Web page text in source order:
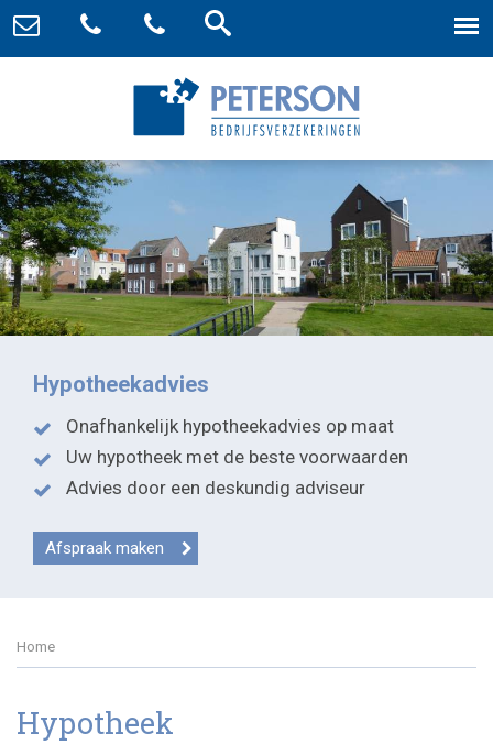
Hypotheekadvies
Onafhankelijk hypotheekadvies op maat
Uw hypotheek met de beste voorwaarden
Advies door een deskundig adviseur
Afspraak maken
Home
Hypotheek